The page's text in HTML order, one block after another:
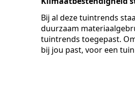
Bij al deze tuintrends
duurzaam
tuintrends toegepast.
bij jou past, voor een